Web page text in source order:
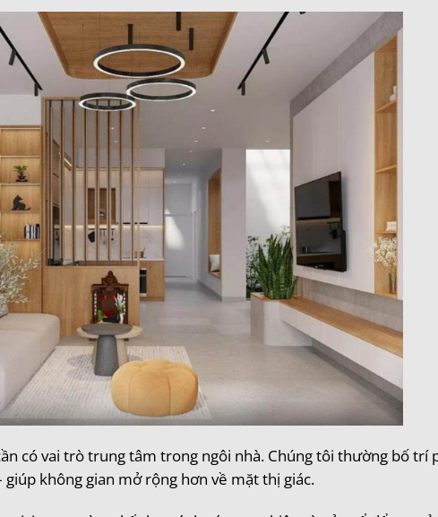
có vai trò trung tâm trong ngôi nhà. Chúng tôi thường bố trí
không gian mở rộng hơn về mặt thị giác.